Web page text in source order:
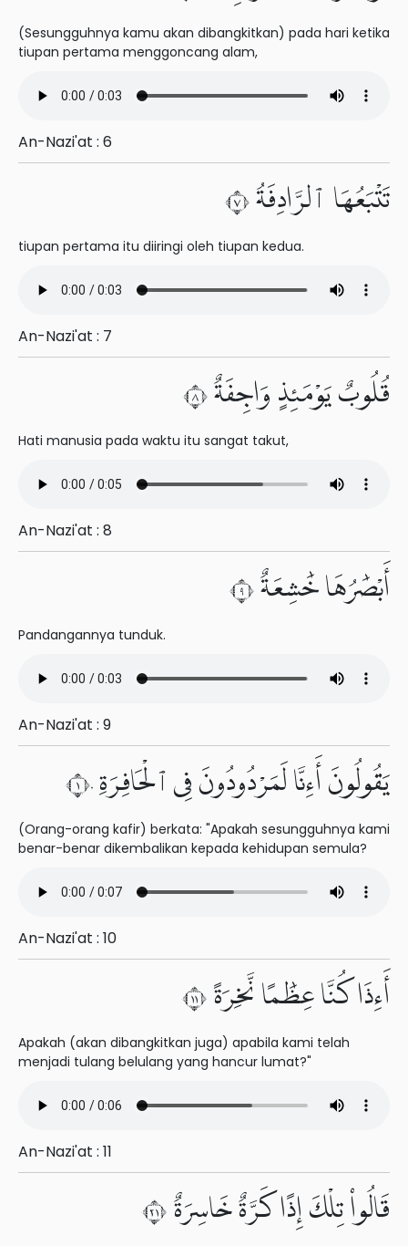
(Sesungguhnya kamu akan dibangkitkan) pada hari ketika
tiupan pertama menggoncang alam,
An-Nazi'at : 6
تَتْبَعُهَا ٱلرَّادِفَةُ ٧
tiupan pertama itu diiringi oleh tiupan kedua.
An-Nazi'at : 7
قُلُوبٌ يَوْمَئِذٍ وَاجِفَةٌ ٨
Hati manusia pada waktu itu sangat takut,
An-Nazi'at : 8
أَبْصَٰرُهَا خَٰشِعَةٌ ٩
Pandangannya tunduk.
An-Nazi'at : 9
يَقُولُونَ أَءِنَّا لَمَرْدُودُونَ فِى ٱلْحَافِرَةِ ١٠
(Orang-orang kafir) berkata: "Apakah sesungguhnya kami
benar-benar dikembalikan kepada kehidupan semula?
An-Nazi'at : 10
أَءِذَا كُنَّا عِظَٰمًا نَّخِرَةً ١١
Apakah (akan dibangkitkan juga) apabila kami telah
menjadi tulang belulang yang hancur lumat?"
An-Nazi'at : 11
قَالُوا۟ تِلْكَ إِذًا كَرَّةٌ خَاسِرَةٌ ١٢